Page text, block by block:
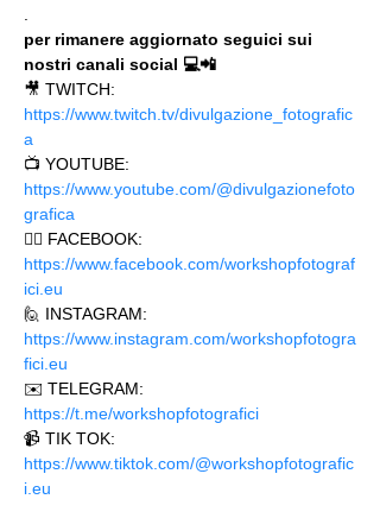
per rimanere aggiornato seguici sui
nostri canali social 💻📲
🎥 TWITCH:
https://www.twitch.tv/divulgazione_fotografic
a
📺 YOUTUBE:
https://www.youtube.com/@divulgazionefoto
grafica
🙋‍♂️ FACEBOOK:
https://www.facebook.com/workshopfotograf
ici.eu
🙋 INSTAGRAM:
https://www.instagram.com/workshopfotogra
fici.eu
✉️ TELEGRAM:
https://t.me/workshopfotografici
📹 TIK TOK:
https://www.tiktok.com/@workshopfotografic
i.eu